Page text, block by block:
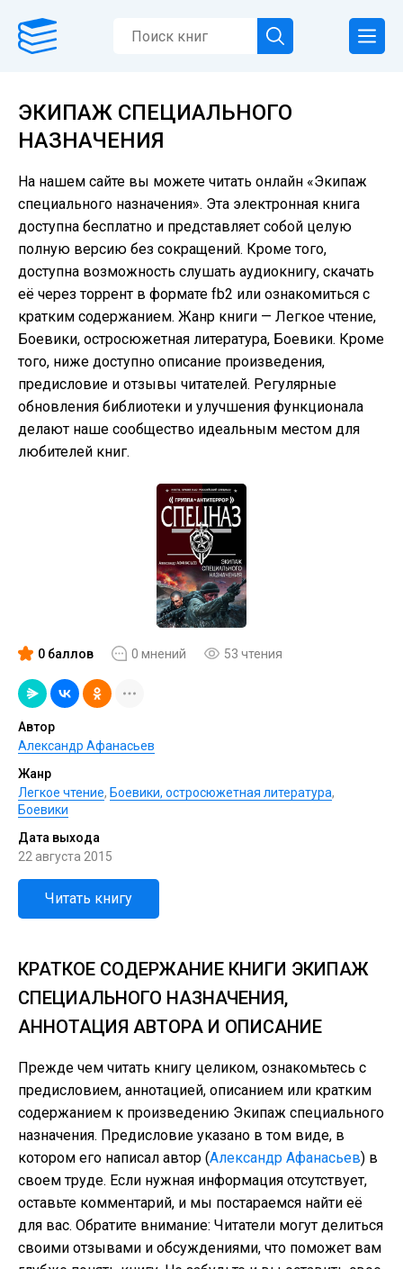
ЭКИПАЖ СПЕЦИАЛЬНОГО
НАЗНАЧЕНИЯ
На нашем сайте вы можете читать онлайн «Экипаж
специального назначения». Эта электронная книга
доступна бесплатно и представляет собой целую
полную версию без сокращений. Кроме того,
доступна возможность слушать аудиокнигу, скачать
её через торрент в формате fb2 или ознакомиться с
кратким содержанием. Жанр книги — Легкое чтение,
Боевики, остросюжетная литература, Боевики. Кроме
того, ниже доступно описание произведения,
предисловие и отзывы читателей. Регулярные
обновления библиотеки и улучшения функционала
делают наше сообщество идеальным местом для
любителей книг.
0 баллов 0 мнений 53 чтения
Автор
Александр Афанасьев
Жанр
Легкое чтение, Боевики, остросюжетная литература,
Боевики
Дата выхода
22 августа 2015
Читать книгу
КРАТКОЕ СОДЕРЖАНИЕ КНИГИ ЭКИПАЖ
СПЕЦИАЛЬНОГО НАЗНАЧЕНИЯ,
АННОТАЦИЯ АВТОРА И ОПИСАНИЕ
Прежде чем читать книгу целиком, ознакомьтесь с
предисловием, аннотацией, описанием или кратким
содержанием к произведению Экипаж специального
назначения. Предисловие указано в том виде, в
котором его написал автор (Александр Афанасьев) в
своем труде. Если нужная информация отсутствует,
оставьте комментарий, и мы постараемся найти её
для вас. Обратите внимание: Читатели могут делиться
своими отзывами и обсуждениями, что поможет вам